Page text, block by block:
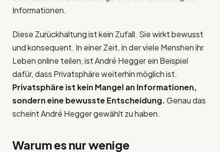
Informationen.
Diese Zurückhaltung ist kein Zufall. Sie wirkt bewusst
und konsequent. In einer Zeit, in der viele Menshen ihr
Leben online teilen, ist André Hegger ein Beispiel
dafür, dass Privatsphäre weiterhin möglich ist.
Privatsphäre ist kein Mangel an Informationen,
sondern eine bewusste Entscheidung.Genau das
scheint André Hegger gewählt zu haben.
Warum es nur wenige